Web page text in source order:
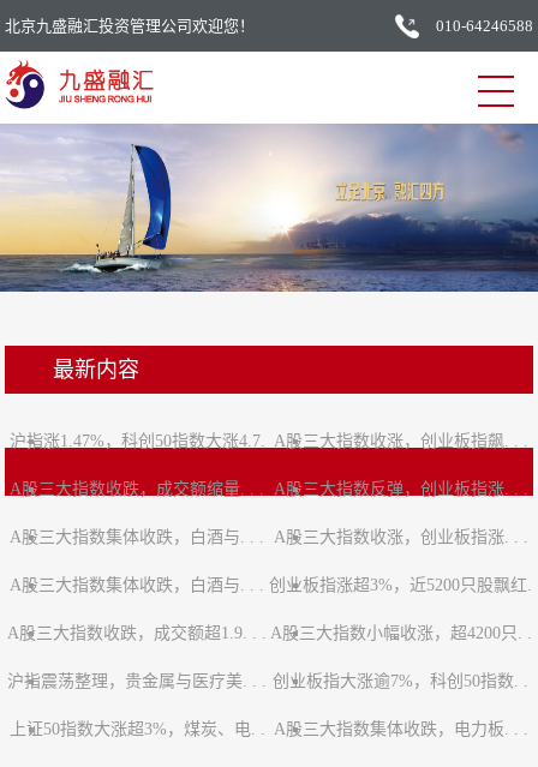
北京九盛融汇投资管理公司欢迎您！ 010-64246588
最新内容
沪指涨1.47%，科创50指数大涨4.7.
. .
A股三大指数收涨，创业板指飙. . .
A股三大指数收跌，成交额缩量. . . A股三大指数反弹，创业板指涨. . .
A股三大指数集体收跌，白酒与. . . A股三大指数收涨，创业板指涨. . .
A股三大指数集体收跌，白酒与. . . 创业板指涨超3%，近5200只股飘红.
. .
A股三大指数收跌，成交额超1.9. . . A股三大指数小幅收涨，超4200只. .
.
沪指震荡整理，贵金属与医疗美. . . 创业板指大涨逾7%，科创50指数. .
.
上证50指数大涨超3%，煤炭、电. . A股三大指数集体收跌，电力板. . .